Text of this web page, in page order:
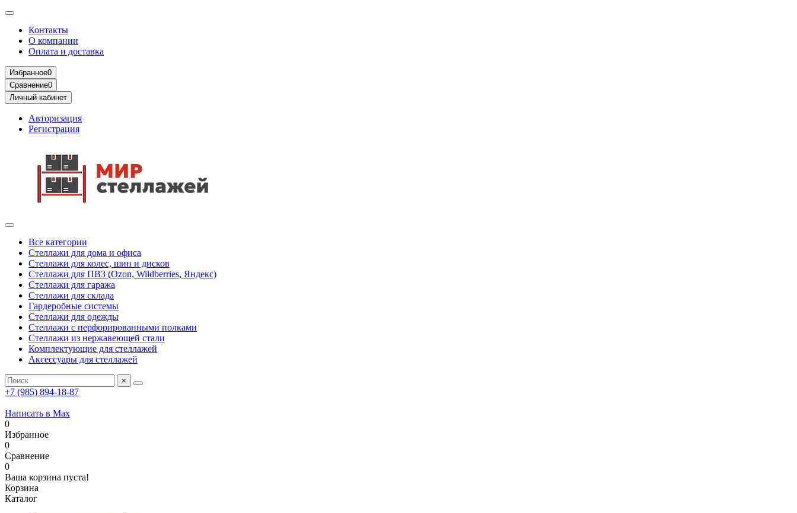
Контакты
О компании
Оплата и доставка
Избранное0
Сравнение0
Личный кабинет
Авторизация
Регистрация
Все категории
Стеллажи для дома и офиса
Стеллажи для колес, шин и дисков
Стеллажи для ПВЗ (Ozon, Wildberries, Яндекс)
Стеллажи для гаража
Стеллажи для склада
Гардеробные системы
Стеллажи для одежды
Стеллажи с перфорированными полками
Стеллажи из нержавеющей стали
Комплектующие для стеллажей
Аксессуары для стеллажей
×
+7 (985) 894-18-87
Написать в Max
0
Избранное
0
Сравнение
0
Ваша корзина пуста!
Корзина
Каталог